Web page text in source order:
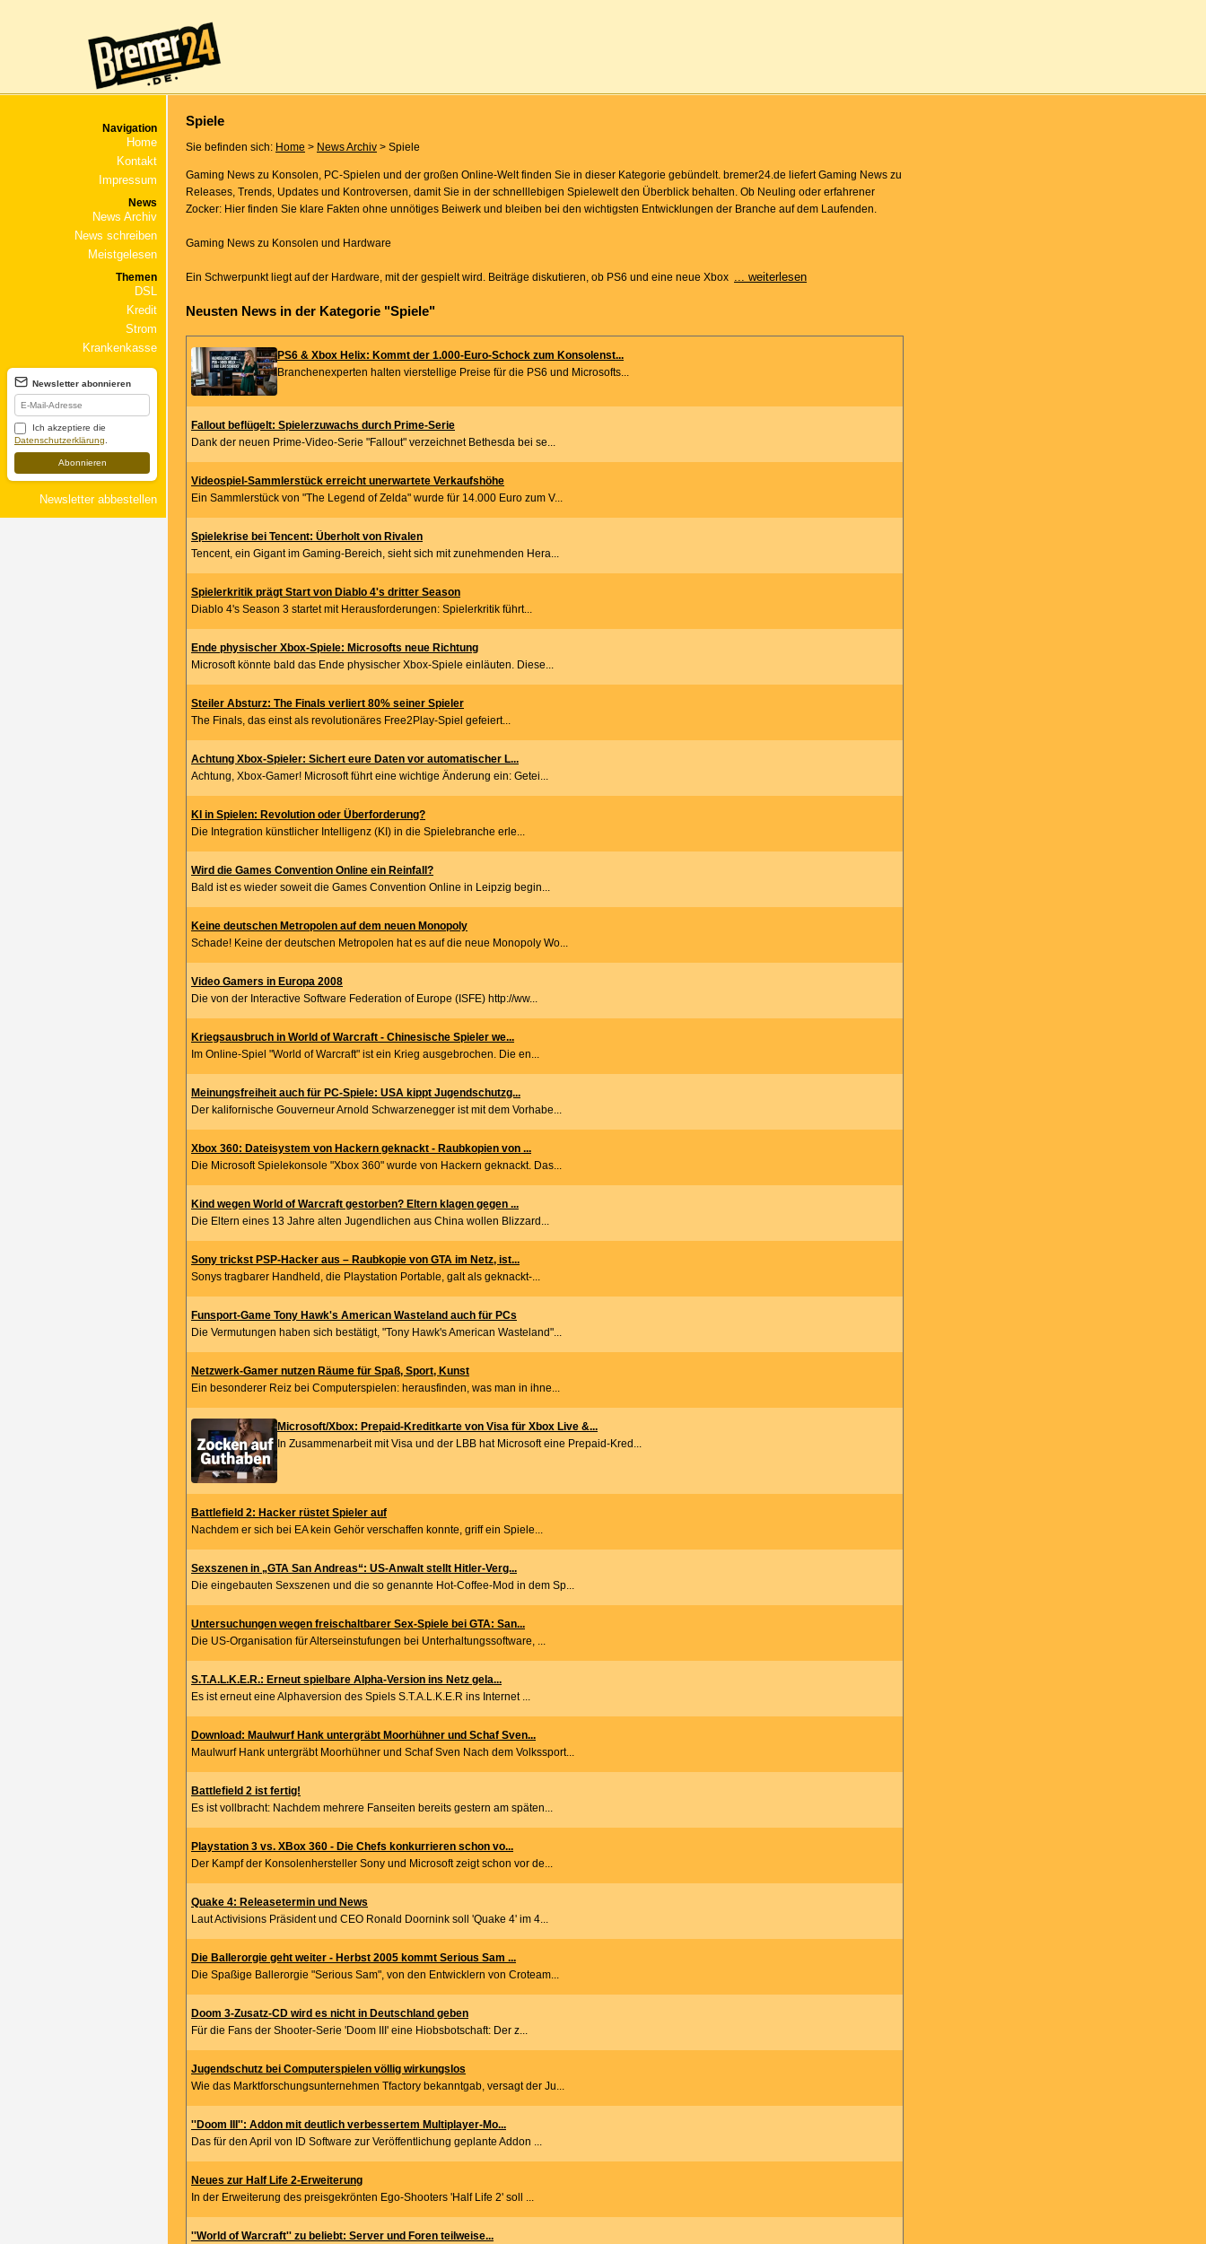
Navigation
Home
Kontakt
Impressum
News
News Archiv
News schreiben
Meistgelesen
Themen
DSL
Kredit
Strom
Krankenkasse
Newsletter abonnieren
Ich akzeptiere die
Datenschutzerklärung
Abonnieren
Newsletter abbestellen
Spiele
Sie befinden sich: Home > News Archiv > Spiele
Gaming News zu Konsolen, PC-Spielen und der großen Online-Welt finden Sie in dieser Kategorie gebündelt. bremer24.de liefert Gaming News zu
Releases, Trends, Updates und Kontroversen, damit Sie in der schnelllebigen Spielewelt den Überblick behalten. Ob Neuling oder erfahrener
Zocker: Hier finden Sie klare Fakten ohne unnötiges Beiwerk und bleiben bei den wichtigsten Entwicklungen der Branche auf dem Laufenden.
Gaming News zu Konsolen und Hardware
Ein Schwerpunkt liegt auf der Hardware, mit der gespielt wird. Beiträge diskutieren, ob PS6 und eine neue Xbox ... weiterlesen
Neusten News in der Kategorie "Spiele"
PS6 & Xbox Helix: Kommt der 1.000-Euro-Schock zum Konsolenst...
Branchenexperten halten vierstellige Preise für die PS6 und Microsofts...
Fallout beflügelt: Spielerzuwachs durch Prime-Serie
Dank der neuen Prime-Video-Serie "Fallout" verzeichnet Bethesda bei se...
Videospiel-Sammlerstück erreicht unerwartete Verkaufshöhe
Ein Sammlerstück von "The Legend of Zelda" wurde für 14.000 Euro zum V...
Spielekrise bei Tencent: Überholt von Rivalen
Tencent, ein Gigant im Gaming-Bereich, sieht sich mit zunehmenden Hera...
Spielerkritik prägt Start von Diablo 4's dritter Season
Diablo 4's Season 3 startet mit Herausforderungen: Spielerkritik führt...
Ende physischer Xbox-Spiele: Microsofts neue Richtung
Microsoft könnte bald das Ende physischer Xbox-Spiele einläuten. Diese...
Steiler Absturz: The Finals verliert 80% seiner Spieler
The Finals, das einst als revolutionäres Free2Play-Spiel gefeiert...
Achtung Xbox-Spieler: Sichert eure Daten vor automatischer L...
Achtung, Xbox-Gamer! Microsoft führt eine wichtige Änderung ein: Getei...
KI in Spielen: Revolution oder Überforderung?
Die Integration künstlicher Intelligenz (KI) in die Spielebranche erle...
Wird die Games Convention Online ein Reinfall?
Bald ist es wieder soweit die Games Convention Online in Leipzig begin...
Keine deutschen Metropolen auf dem neuen Monopoly
Schade! Keine der deutschen Metropolen hat es auf die neue Monopoly Wo...
Video Gamers in Europa 2008
Die von der Interactive Software Federation of Europe (ISFE) http://ww...
Kriegsausbruch in World of Warcraft - Chinesische Spieler we...
Im Online-Spiel "World of Warcraft" ist ein Krieg ausgebrochen. Die en...
Meinungsfreiheit auch für PC-Spiele: USA kippt Jugendschutzg...
Der kalifornische Gouverneur Arnold Schwarzenegger ist mit dem Vorhabe...
Xbox 360: Dateisystem von Hackern geknackt - Raubkopien von ...
Die Microsoft Spielekonsole "Xbox 360" wurde von Hackern geknackt. Das...
Kind wegen World of Warcraft gestorben? Eltern klagen gegen ...
Die Eltern eines 13 Jahre alten Jugendlichen aus China wollen Blizzard...
Sony trickst PSP-Hacker aus – Raubkopie von GTA im Netz, ist...
Sonys tragbarer Handheld, die Playstation Portable, galt als geknackt-...
Funsport-Game Tony Hawk's American Wasteland auch für PCs
Die Vermutungen haben sich bestätigt, "Tony Hawk's American Wasteland"...
Netzwerk-Gamer nutzen Räume für Spaß, Sport, Kunst
Ein besonderer Reiz bei Computerspielen: herausfinden, was man in ihne...
Microsoft/Xbox: Prepaid-Kreditkarte von Visa für Xbox Live &...
In Zusammenarbeit mit Visa und der LBB hat Microsoft eine Prepaid-Kred...
Battlefield 2: Hacker rüstet Spieler auf
Nachdem er sich bei EA kein Gehör verschaffen konnte, griff ein Spiele...
Sexszenen in „GTA San Andreas“: US-Anwalt stellt Hitler-Verg...
Die eingebauten Sexszenen und die so genannte Hot-Coffee-Mod in dem Sp...
Untersuchungen wegen freischaltbarer Sex-Spiele bei GTA: San...
Die US-Organisation für Alterseinstufungen bei Unterhaltungssoftware, ...
S.T.A.L.K.E.R.: Erneut spielbare Alpha-Version ins Netz gela...
Es ist erneut eine Alphaversion des Spiels S.T.A.L.K.E.R ins Internet ...
Download: Maulwurf Hank untergräbt Moorhühner und Schaf Sven...
Maulwurf Hank untergräbt Moorhühner und Schaf Sven Nach dem Volkssport...
Battlefield 2 ist fertig!
Es ist vollbracht: Nachdem mehrere Fanseiten bereits gestern am späten...
Playstation 3 vs. XBox 360 - Die Chefs konkurrieren schon vo...
Der Kampf der Konsolenhersteller Sony und Microsoft zeigt schon vor de...
Quake 4: Releasetermin und News
Laut Activisions Präsident und CEO Ronald Doornink soll 'Quake 4' im 4...
Die Ballerorgie geht weiter - Herbst 2005 kommt Serious Sam ...
Die Spaßige Ballerorgie "Serious Sam", von den Entwicklern von Croteam...
Doom 3-Zusatz-CD wird es nicht in Deutschland geben
Für die Fans der Shooter-Serie 'Doom III' eine Hiobsbotschaft: Der z...
Jugendschutz bei Computerspielen völlig wirkungslos
Wie das Marktforschungsunternehmen Tfactory bekanntgab, versagt der Ju...
''Doom III'': Addon mit deutlich verbessertem Multiplayer-Mo...
Das für den April von ID Software zur Veröffentlichung geplante Addon ...
Neues zur Half Life 2-Erweiterung
In der Erweiterung des preisgekrönten Ego-Shooters 'Half Life 2' soll ...
''World of Warcraft'' zu beliebt: Server und Foren teilweise...